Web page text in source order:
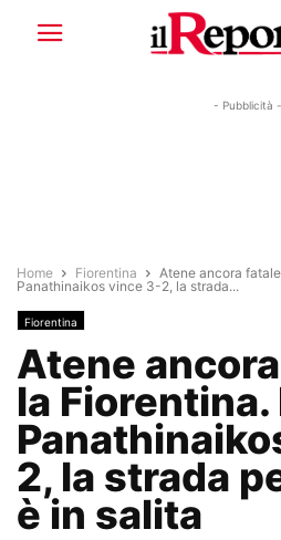
- Pubblicità -
Home Fiorentina
Atene ancora
Panathinaikos vince 3-2, la strada...
Fiorentina
Atene
la Fiorentina.
2, la strada
è in salita